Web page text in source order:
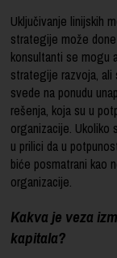
Uključivanje linijskih
strategije može
konsultanti se mogu
strategije razvoja, ali
svede na ponudu
rešenja, koja su u
organizacije. Ukoliko
u prilici da u
biće posmatrani kao
organizacije.
Kakva je veza
kapitala?